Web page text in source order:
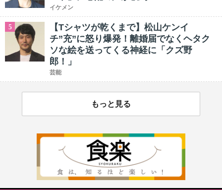
イケメン
5
【Tシャツが乾くまで】松山ケンイ
チ”充”に怒り爆発！離婚届でなくヘタク
ソな絵を送ってくる神経に「クズ野
郎！」
芸能
もっと見る